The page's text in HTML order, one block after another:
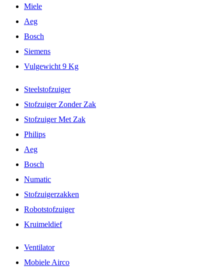
Miele
Aeg
Bosch
Siemens
Vulgewicht 9 Kg
Steelstofzuiger
Stofzuiger Zonder Zak
Stofzuiger Met Zak
Philips
Aeg
Bosch
Numatic
Stofzuigerzakken
Robotstofzuiger
Kruimeldief
Ventilator
Mobiele Airco